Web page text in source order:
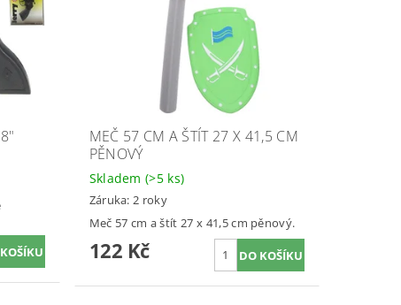
MEČ 57 CM A ŠTÍT 27 X 41,5 CM
PĚNOVÝ
Skladem(>5 ks)
Záruka: 2 roky
Meč 57 cm a štít 27 x 41,5 cm pěnový.
122 Kč